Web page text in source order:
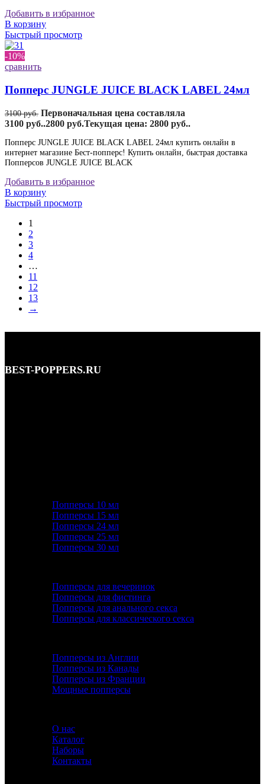
Добавить в избранное
В корзину
Быстрый просмотр
-10%
сравнить
Попперс JUNGLE JUICE BLACK LABEL 24мл
3100руб. Первоначальная цена составляла
3100 руб..2800 руб.Текущая цена: 2800 руб..
Попперс JUNGLE JUICE BLACK LABEL 24мл купить онлайн в
интернет магазине Бест-попперс! Купить онлайн, быстрая доставка
Попперсов JUNGLE JUICE BLACK
Добавить в избранное
В корзину
Быстрый просмотр
1
2
3
4
…
11
12
13
→
BEST-POPPERS.RU
Попперсы 10 мл
Попперсы 15 мл
Попперсы 24 мл
Попперсы 25 мл
Попперсы 30 мл
Попперсы для вечеринок
Попперсы для фистинга
Попперсы для анального секса
Попперсы для классического секса
Попперсы из Англии
Попперсы из Канады
Попперсы из Франции
Мощные попперсы
О нас
Каталог
Наборы
Контакты